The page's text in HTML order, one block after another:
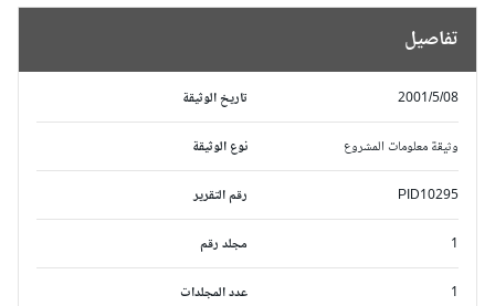
تفاصيل
تاريخ الوثيقة 2001/5/08
نوع الوثيقة وثيقة معلومات المشروع
رقم التقرير PID10295
مجلد رقم
عدد المجلدات